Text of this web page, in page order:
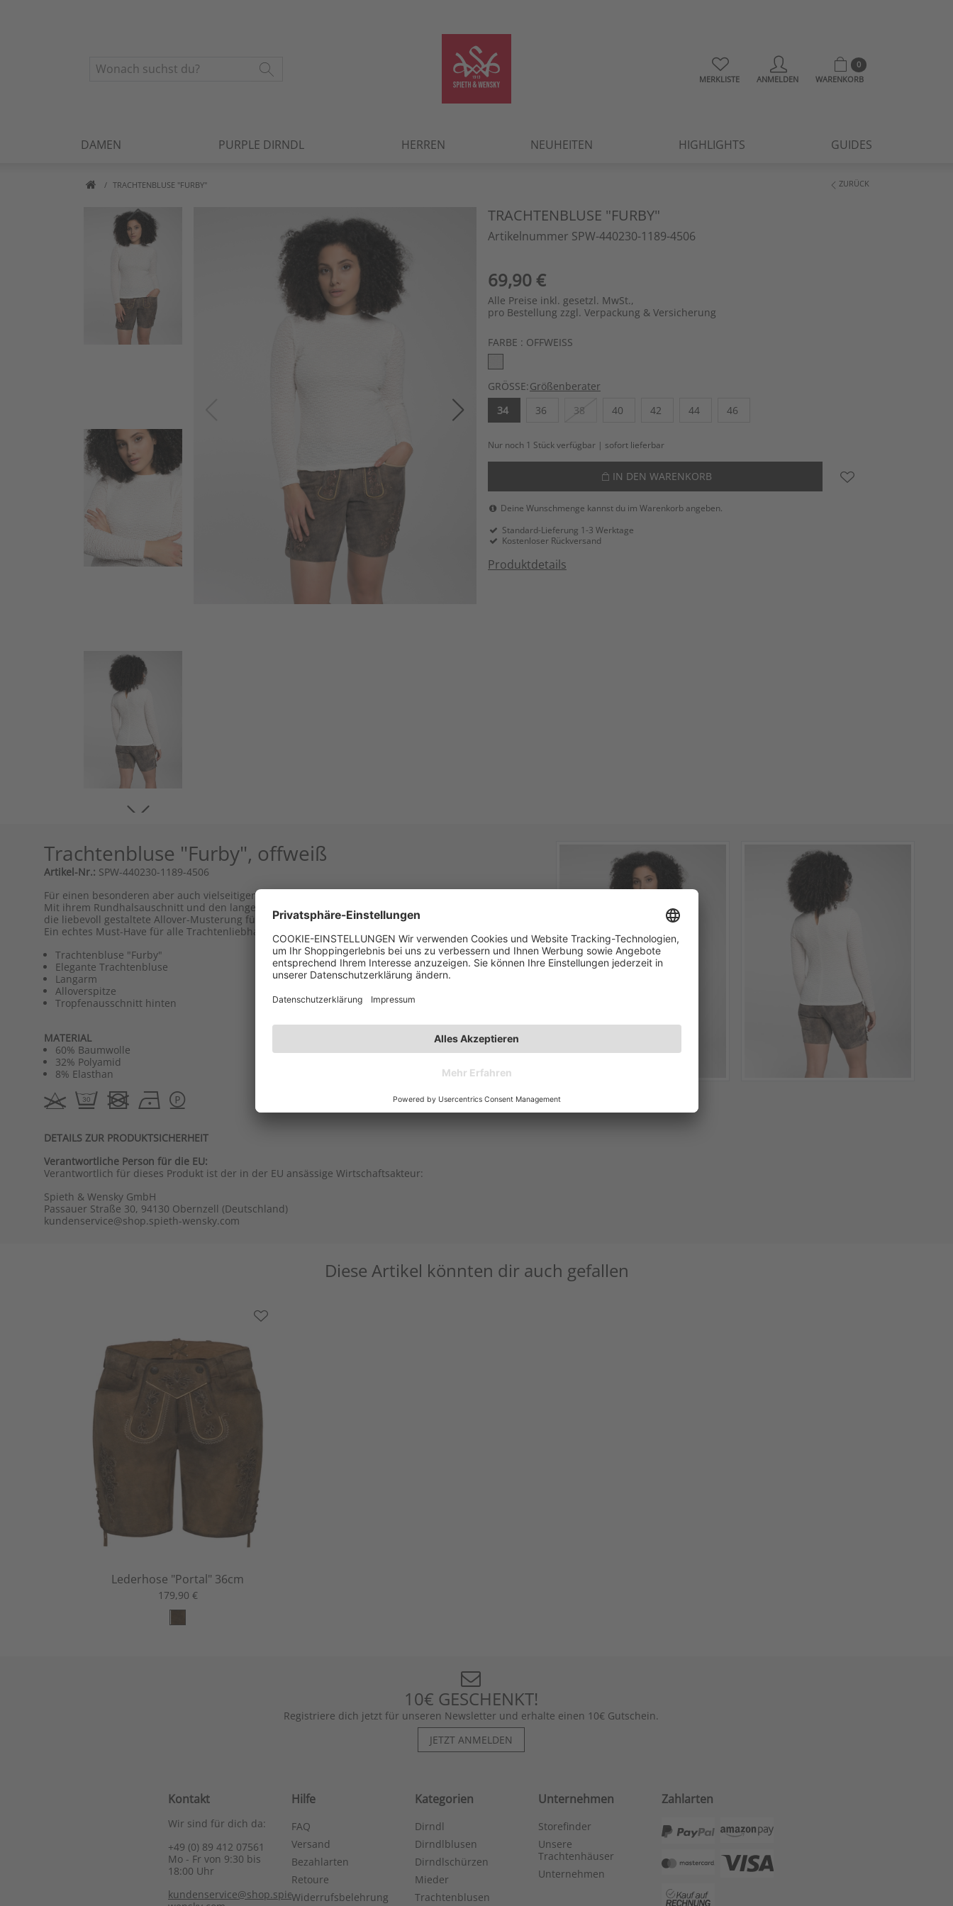
MERKLISTE ANMELDEN
0
WARENKORB
DAMEN PURPLE DIRNDL HERREN NEUHEITEN HIGHLIGHTS GUIDES
TRACHTENBLUSE "FURBY" ZURÜCK
Artikelbilder überspringen
TRACHTENBLUSE "FURBY"
Artikelnummer SPW-440230-1189-4506
69,90 €
Alle Preise inkl. gesetzl. MwSt.,
pro Bestellung zzgl. Verpackung & Versicherung
FARBE : OFFWEISS
GRÖSSE:Größenberater
34
36 38 40 42 44 46
Nur noch 1 Stück verfügbar | sofort lieferbar
IN DEN WARENKORB
Deine Wunschmenge kannst du im Warenkorb angeben.
Standard-Lieferung 1-3 Werktage
Kostenloser Rückversand
Produktdetails
Trachtenbluse "Furby", offweiß
Artikel-Nr.: SPW-440230-1189-4506
Für einen besonderen aber auch vielseitigen Trachtenlook steht die Bluse ‚Furby‘ von Spieth & Wensky.
Mit ihrem Rundhalsauschnitt und den langen Ärmeln ist sie zum einen zeitlos und elegant, während
die liebevoll gestaltete Allover-Musterung für ein modisches und einzigartiges Design der Bluse sorgen.
Ein echtes Must-Have für alle Trachtenliebhaberinnen.
Trachtenbluse "Furby"
Elegante Trachtenbluse
Langarm
Alloverspitze
Tropfenausschnitt hinten
MATERIAL
60% Baumwolle
32% Polyamid
8% Elasthan
DETAILS ZUR PRODUKTSICHERHEIT
Verantwortliche Person für die EU:
Verantwortlich für dieses Produkt ist der in der EU ansässige Wirtschaftsakteur:
Spieth & Wensky GmbH
Passauer Straße 30, 94130 Obernzell (Deutschland)
kundenservice@shop.spieth-wensky.com
Diese Artikel könnten dir auch gefallen
Lederhose "Portal" 36cm
179,90 €
10€ GESCHENKT!
Registriere dich jetzt für unseren Newsletter und erhalte einen 10€ Gutschein.
JETZT ANMELDEN
Hilfe
FAQ
Versand
Bezahlarten
Retoure
Widerrufsbelehrung
Kontakt
Wir sind für dich da:
+49 (0) 89 412 07561
Mo - Fr von 9:30 bis
18:00 Uhr
kundenservice@shop.spieth-
Kategorien
Dirndl
Dirndlblusen
Dirndlschürzen
Mieder
Trachtenblusen
Unternehmen
Storefinder
Unsere
Trachtenhäuser
Unternehmen
Zahlarten